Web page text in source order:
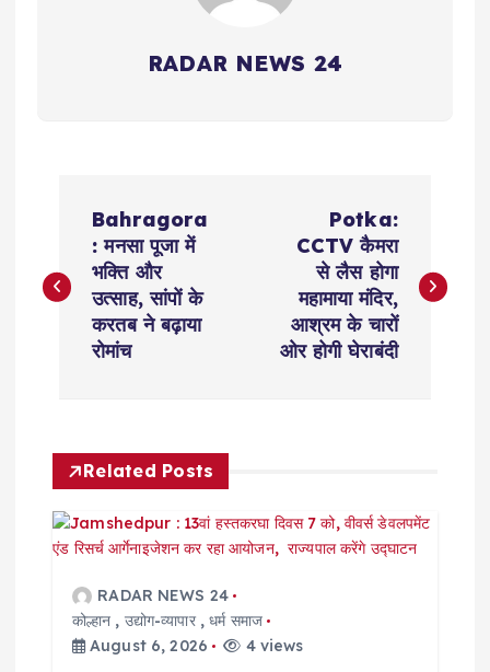
RADAR NEWS 24
s
a
v
Bahragora
: मनसा पूजा में
भक्ति और
उत्साह, सांपों के
करतब ने बढ़ाया
रोमांच
Potka:
CCTV कैमरा
से लैस होगा
महामाया मंदिर,
आश्रम के चारों
ओर होगी घेराबंदी
Related Posts
RADAR NEWS 24
कोल्हान , उद्योग-व्यापार,धर्म समाज
August 6, 2026
4 views